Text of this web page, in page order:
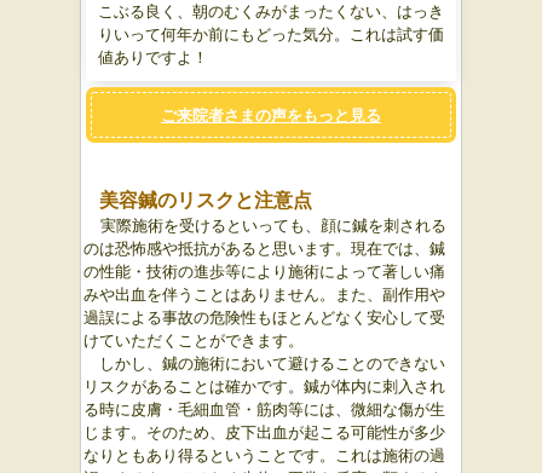
こぶる良く、朝のむくみがまったくない、はっき
りいって何年か前にもどった気分。これは試す価
値ありですよ！
ご来院者さまの声をもっと見る
美容鍼のリスクと注意点
実際施術を受けるといっても、顔に鍼を刺される
のは恐怖感や抵抗があると思います。現在では、鍼
の性能・技術の進歩等により施術によって著しい痛
みや出血を伴うことはありません。また、副作用や
過誤による事故の危険性もほとんどなく安心して受
けていただくことができます。
しかし、鍼の施術において避けることのできない
リスクがあることは確かです。鍼が体内に刺入され
る時に皮膚・毛細血管・筋肉等には、微細な傷が生
じます。そのため、皮下出血が起こる可能性が多少
なりともあり得るということです。これは施術の過